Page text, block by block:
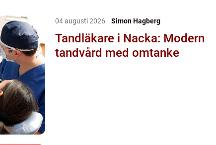
04 augusti 2026 Simon Hagberg
Tandläkare i Nacka: Modern
tandvård med omtanke